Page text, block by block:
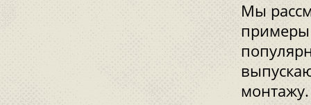
Мы
примеры